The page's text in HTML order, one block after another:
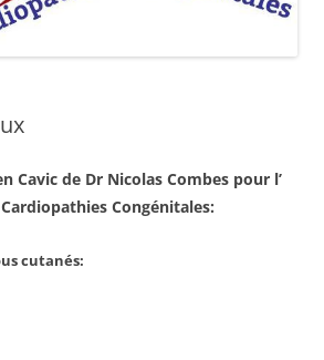
Cavic de Dr Nicolas Combes pour l’
Congénitales:
cutanés: